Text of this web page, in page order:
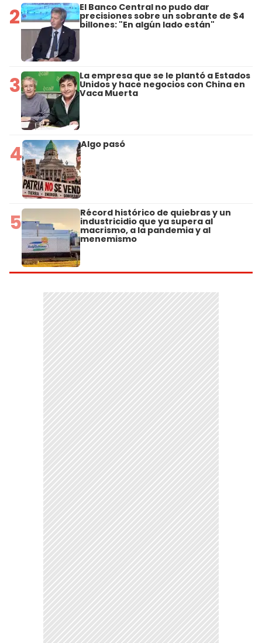
2 El Banco Central no pudo dar
precisiones sobre un sobrante de $4
billones: "En algún lado están"
3 La empresa que se le plantó a Estados
Unidos y hace negocios con China en
Vaca Muerta
4 Algo pasó
5 Récord histórico de quiebras y un
industricidio que ya supera al
macrismo, a la pandemia y al
menemismo